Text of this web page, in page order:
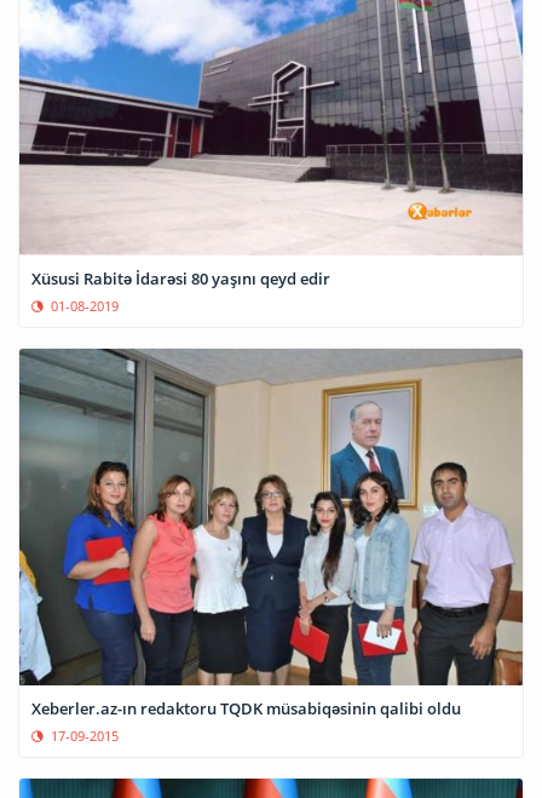
Xüsusi Rаbitə İdarəsi 80 yaşını qeyd edir
01-08-2019
Xeberler.az-ın redaktoru TQDK müsabiqəsinin qalibi oldu
17-09-2015